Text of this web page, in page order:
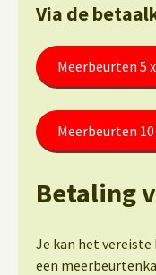
Via de
Meerbeurten 5
Meerbeurten 10
Betaling
Je kan het vereiste
een